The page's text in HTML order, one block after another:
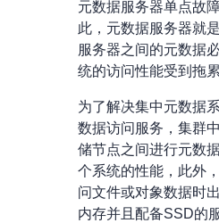
元数据服务器单点故
此，元数据服务器就
服务器之间的元数据
统的访问性能受到拖
为了解决集中元数据
数据访问服务，集群
储节点之间进行元数
个系统的性能，此外
问文件或对象数据时
内存并且配备SSD的